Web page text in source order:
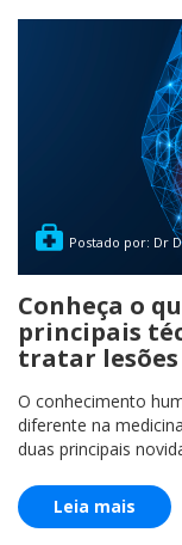
Postado por: Dr
Conheça o
principais
tratar
O conhecimento
diferente na
duas principais
Leia mais